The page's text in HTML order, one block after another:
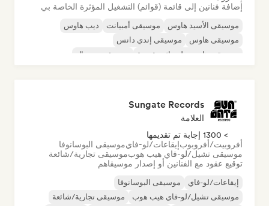
إضافة فنانين إلى قائمة (قوائم) التشغيل المؤثرة الخاصة بي
موسيقى الأسيد هاوس موسيقى أمبيانت
ديب هاوس
موسيقى هاوس
موسيقى إندي دانس
موسيقى هاوس ملوديك وتقدمية
موسيقى مينيمال
Sungate Records
العلامة
> 1300 إجابة تم تقديمها
أفروبيت/أفروبوبإيقاعات/لو-فايموسيقى البوسانوفا
موسيقى تشيل/لو-فاي هيب هوبموسيقى تجارية/شائعة
توقيع عقود مع الفنانين أو إصدار موسيقاهم
إيقاعات/لو-فاي
موسيقى البوسانوفا
موسيقى تشيل/لو-فاي هيب هوب
موسيقى تجارية/شائعة